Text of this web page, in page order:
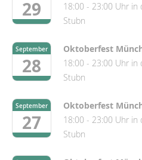
29
18:00 - 23:00 Uhr in
Stubn
September
28
Oktoberfest
18:00 - 23:00 Uhr in
Stubn
September
27
Oktoberfest
18:00 - 23:00 Uhr in
Stubn